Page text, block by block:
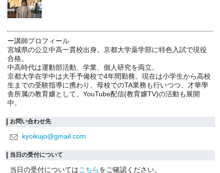
ー講師プロフィール
宮城県の公立中高一貫校出身。京都大学薬学部に特色入試で現役
合格。
中高時代は運動部活動、学業、個人研究を両立。
京都大学在学中は大手予備校で4年間勤務。現在は小学生から高校
生までの受験指導に携わり、母校でのTA業務も行いつつ、才華學
舎所属の教育嬢として、YouTube配信(教育嬢TV)の活動も展開
中。
お問い合わせ先
kyoikujo@gmail.com
当日の受付について
当日の受付についてはこちらをご確認ください。